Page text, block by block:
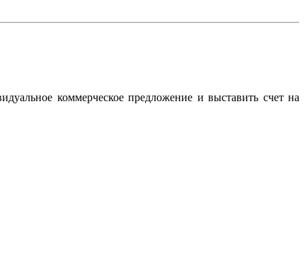
коммерческое предложение и выставить счет на